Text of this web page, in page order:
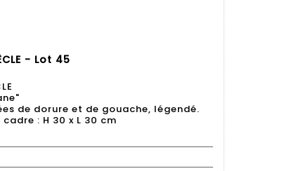
- Lot 45
de dorure et de gouache, légendé.
: H 30 x L 30 cm